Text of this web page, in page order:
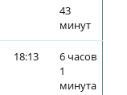
43
минут
18:13
6 часов
1
минута